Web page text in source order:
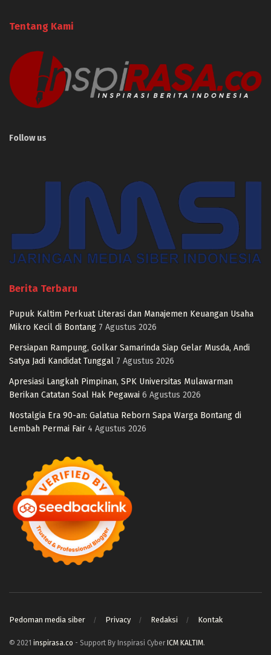
Tentang Kami
Follow us
Berita Terbaru
Pupuk Kaltim Perkuat Literasi dan Manajemen Keuangan Usaha
Mikro Kecil di Bontang 7 Agustus 2026
Persiapan Rampung, Golkar Samarinda Siap Gelar Musda, Andi
Satya Jadi Kandidat Tunggal 7 Agustus 2026
Apresiasi Langkah Pimpinan, SPK Universitas Mulawarman
Berikan Catatan Soal Hak Pegawai 6 Agustus 2026
Nostalgia Era 90-an: Galatua Reborn Sapa Warga Bontang di
Lembah Permai Fair 4 Agustus 2026
Pedoman media siber Privacy Redaksi Kontak
© 2021 inspirasa.co - Support By Inspirasi Cyber ICM KALTIM.